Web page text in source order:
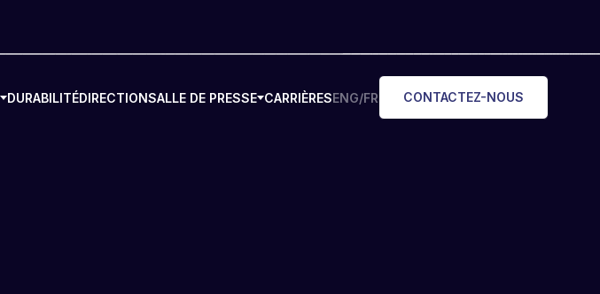
DURABILITÉDIRECTIONSALLE DE PRESSE CARRIÈRESENG/FR CONTACTEZ-NOUS